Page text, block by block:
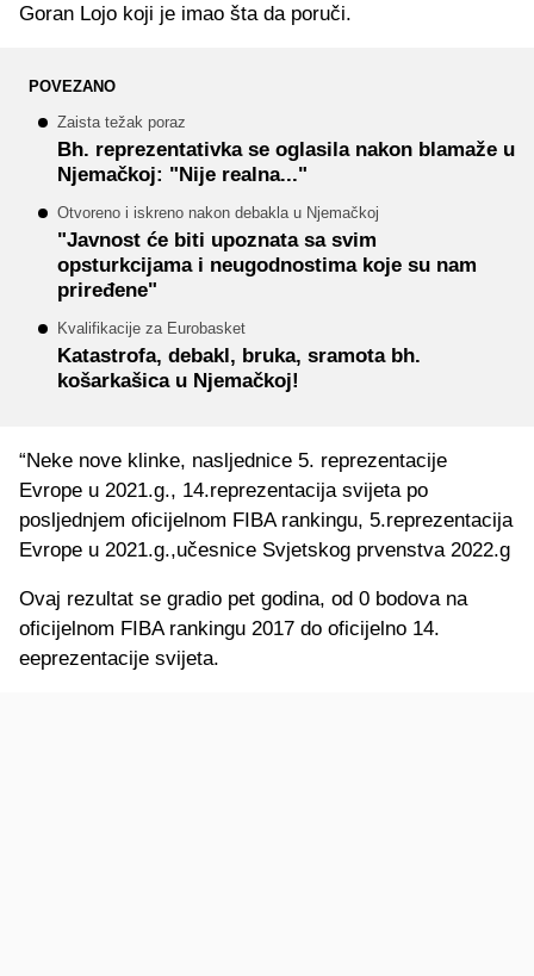
Goran Lojo koji je imao šta da poruči.
POVEZANO
Zaista težak poraz
Bh. reprezentativka se oglasila nakon blamaže u
Njemačkoj: "Nije realna..."
Otvoreno i iskreno nakon debakla u Njemačkoj
"Javnost će biti upoznata sa svim
opsturkcijama i neugodnostima koje su nam
priređene"
Kvalifikacije za Eurobasket
Katastrofa, debakl, bruka, sramota bh.
košarkašica u Njemačkoj!
“Neke nove klinke, nasljednice 5. reprezentacije
Evrope u 2021.g., 14.reprezentacija svijeta po
posljednjem oficijelnom FIBA rankingu, 5.reprezentacija
Evrope u 2021.g.,učesnice Svjetskog prvenstva 2022.g
Ovaj rezultat se gradio pet godina, od 0 bodova na
oficijelnom FIBA rankingu 2017 do oficijelno 14.
eeprezentacije svijeta.